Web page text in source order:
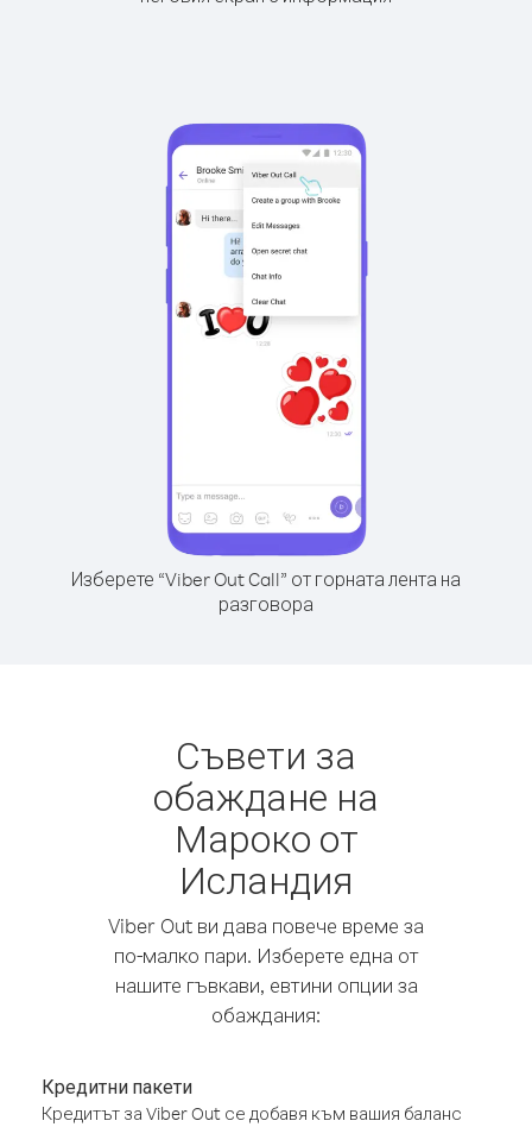
Изберете “Viber Out Call” от горната лента на
разговора
Съвети за
обаждане на
Мароко от
Исландия
Viber Out ви дава повече време за
по-малко пари. Изберете една от
нашите гъвкави, евтини опции за
обаждания:
Кредитни пакети
Кредитът за Viber Out се добавя към вашия баланс